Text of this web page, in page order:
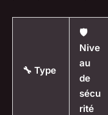
🔧 Type
🛡️
Nive
au
de
sécu
rité